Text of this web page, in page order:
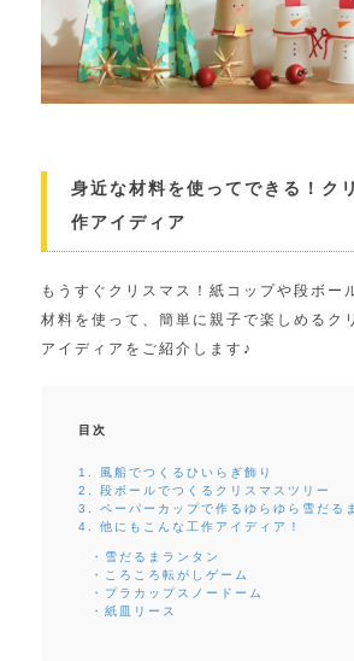
身近な材料を使ってできる！ク
作アイディア
もうすぐクリスマス！紙コップや段ボー
材料を使って、簡単に親子で楽しめるク
アイディアをご紹介します♪
目次
1. 風船でつくるひいらぎ飾り
2. 段ボールでつくるクリスマスツリー
3. ペーパーカップで作るゆらゆら雪だる
4. 他にもこんな工作アイディア！
・雪だるまランタン
・ころころ転がしゲーム
・プラカップスノードーム
・紙皿リース